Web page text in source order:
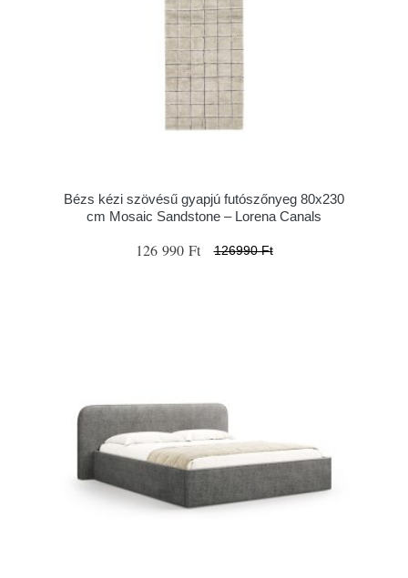
Bézs kézi szövésű gyapjú futószőnyeg 80x230
cm Mosaic Sandstone – Lorena Canals
126 990 Ft 126990 Ft